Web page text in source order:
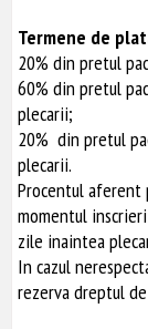
Termene de
20% din pretul
60% din pretul
plecarii;
20% din pretul
plecarii.
Procentul aferent
momentul
zile inaintea
In cazul
rezerva dreptul